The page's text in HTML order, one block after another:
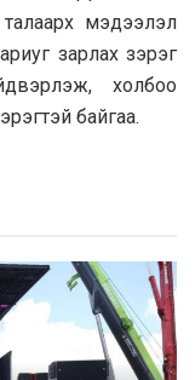
мэдээлэл
зарлах зэрэг
холбоо
байгаа.